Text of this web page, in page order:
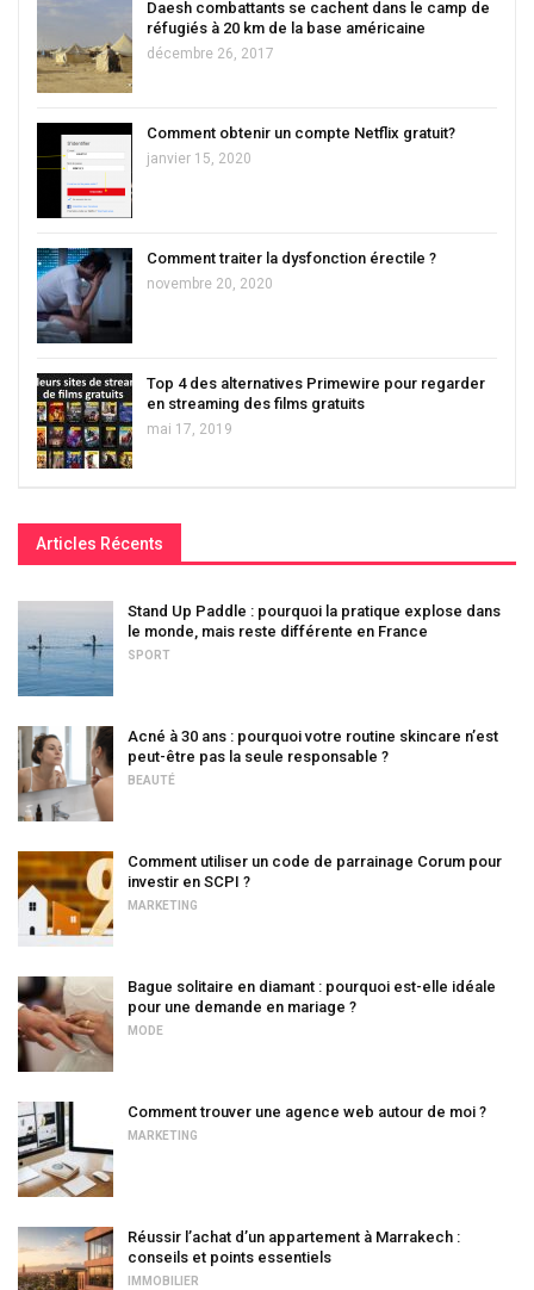
Daesh combattants se cachent dans le camp de
réfugiés à 20 km de la base américaine
décembre 26, 2017
Comment obtenir un compte Netflix gratuit?
janvier 15, 2020
Comment traiter la dysfonction érectile ?
novembre 20, 2020
Top 4 des alternatives Primewire pour regarder
en streaming des films gratuits
mai 17, 2019
Articles Récents
Stand Up Paddle : pourquoi la pratique explose dans
le monde, mais reste différente en France
SPORT
Acné à 30 ans : pourquoi votre routine skincare n’est
peut-être pas la seule responsable ?
BEAUTÉ
Comment utiliser un code de parrainage Corum pour
investir en SCPI ?
MARKETING
Bague solitaire en diamant : pourquoi est-elle idéale
pour une demande en mariage ?
MODE
Comment trouver une agence web autour de moi ?
MARKETING
Réussir l’achat d’un appartement à Marrakech :
conseils et points essentiels
IMMOBILIER